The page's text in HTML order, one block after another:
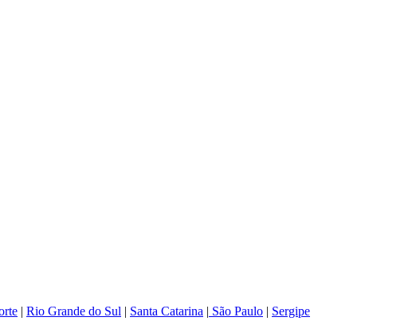
| Rio Grande do Sul | Santa Catarina | São Paulo | Sergipe